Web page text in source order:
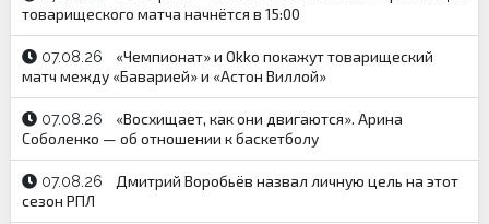
товарищеского матча начнётся в 15:00
07.08.26
«Чемпионат» и Okko покажут товарищеский
матч между «Баварией» и «Астон Виллой»
07.08.26
«Восхищает, как они двигаются». Арина
Соболенко — об отношении к баскетболу
07.08.26
Дмитрий Воробьёв назвал личную цель на этот
сезон РПЛ